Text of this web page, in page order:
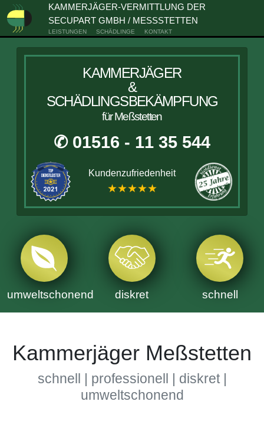
KAMMERJÄGER-VERMITTLUNG DER
SECUPART GMBH / MESSSTETTEN
LEISTUNGEN SCHÄDLINGE KONTAKT
KAMMERJÄGER
&
SCHÄDLINGSBEKÄMPFUNG
für Meßstetten
✆ 01516 - 11 35 544
Kundenzufriedenheit
★★★★★
umweltschonend diskret schnell
Kammerjäger Meßstetten
schnell | professionell | diskret |
umweltschonend